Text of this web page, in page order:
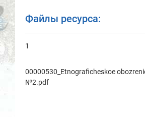
Файлы ресурса:
1
00000530_Etnogrаficheskoe
№2.pdf